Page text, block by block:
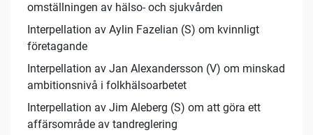
omställningen av hälso- och sjukvården
Interpellation av Aylin Fazelian (S) om kvinnligt
företagande
Interpellation av Jan Alexandersson (V) om minskad
ambitionsnivå i folkhälsoarbetet
Interpellation av Jim Aleberg (S) om att göra ett
affärsområde av tandreglering